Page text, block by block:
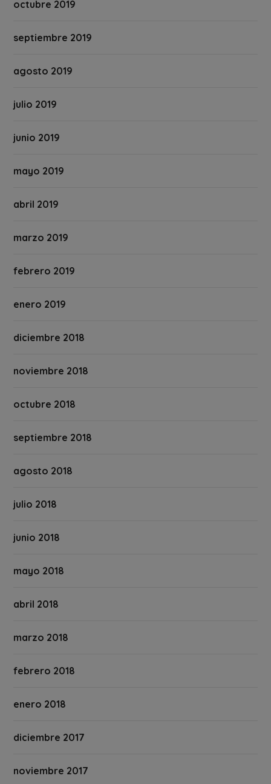
octubre 2019
septiembre 2019
agosto 2019
julio 2019
junio 2019
mayo 2019
abril 2019
marzo 2019
febrero 2019
enero 2019
diciembre 2018
noviembre 2018
octubre 2018
septiembre 2018
agosto 2018
julio 2018
junio 2018
mayo 2018
abril 2018
marzo 2018
febrero 2018
enero 2018
diciembre 2017
noviembre 2017